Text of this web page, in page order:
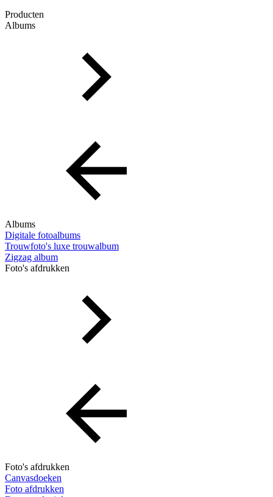
Producten
Albums
Albums
Digitale fotoalbums
Trouwfoto's luxe trouwalbum
Zigzag album
Foto's afdrukken
Foto's afdrukken
Canvasdoeken
Foto afdrukken